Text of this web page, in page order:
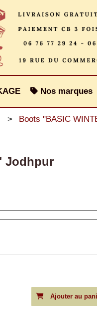
Nos marques
Boots "BASIC
Jodhpur
Ajouter au